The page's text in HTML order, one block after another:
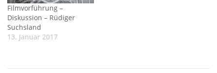
Filmvorführung –
Diskussion – Rüdiger
Suchsland
13. Januar 2017